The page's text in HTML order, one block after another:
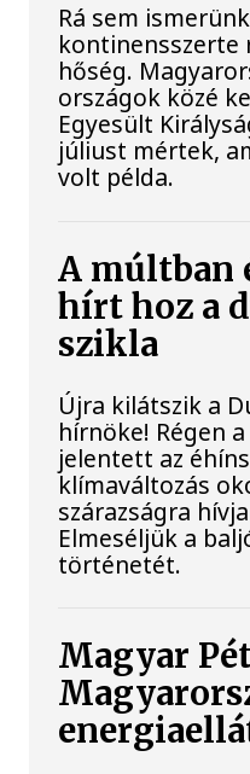
Rá sem
hőség.
országok közé
Egyesült
júliust mértek,
volt példa.
A múltban
hírt hoz a
szikla
Újra kilátszik a
hírnöke! Régen
jelentett az
klímaváltozás
szárazságra
Elmeséljük a
történetét.
Magyar